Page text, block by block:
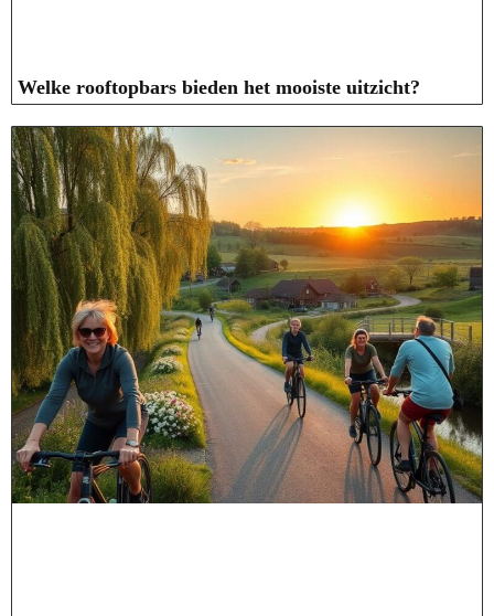
Welke rooftopbars bieden het mooiste uitzicht?